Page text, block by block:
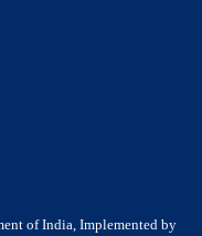
of India, Implemented by